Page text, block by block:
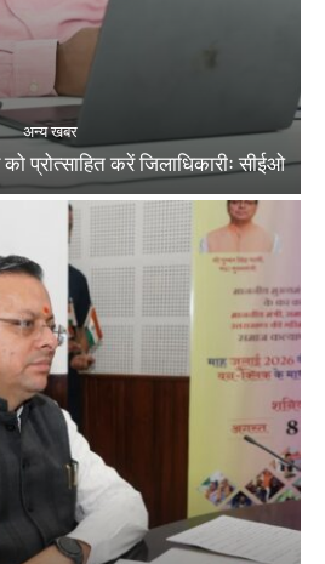
अन्य खबर
प्रोत्साहित करें जिलाधिकारीः सीईओ